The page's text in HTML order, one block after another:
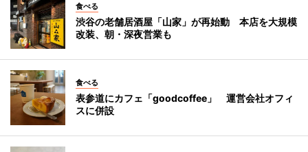
食べる
渋谷の老舗居酒屋「山家」が再始動 本店を大規模
改装、朝・深夜営業も
食べる
表参道にカフェ「goodcoffee」 運営会社オフィ
スに併設